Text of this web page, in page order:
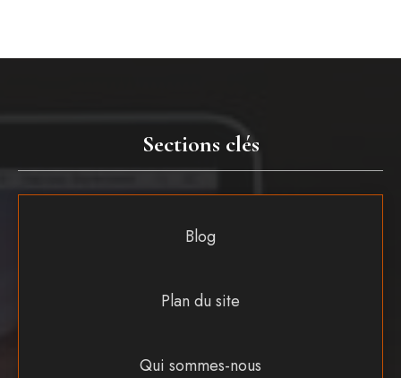
Sections clés
Blog
Plan du site
Qui sommes-nous